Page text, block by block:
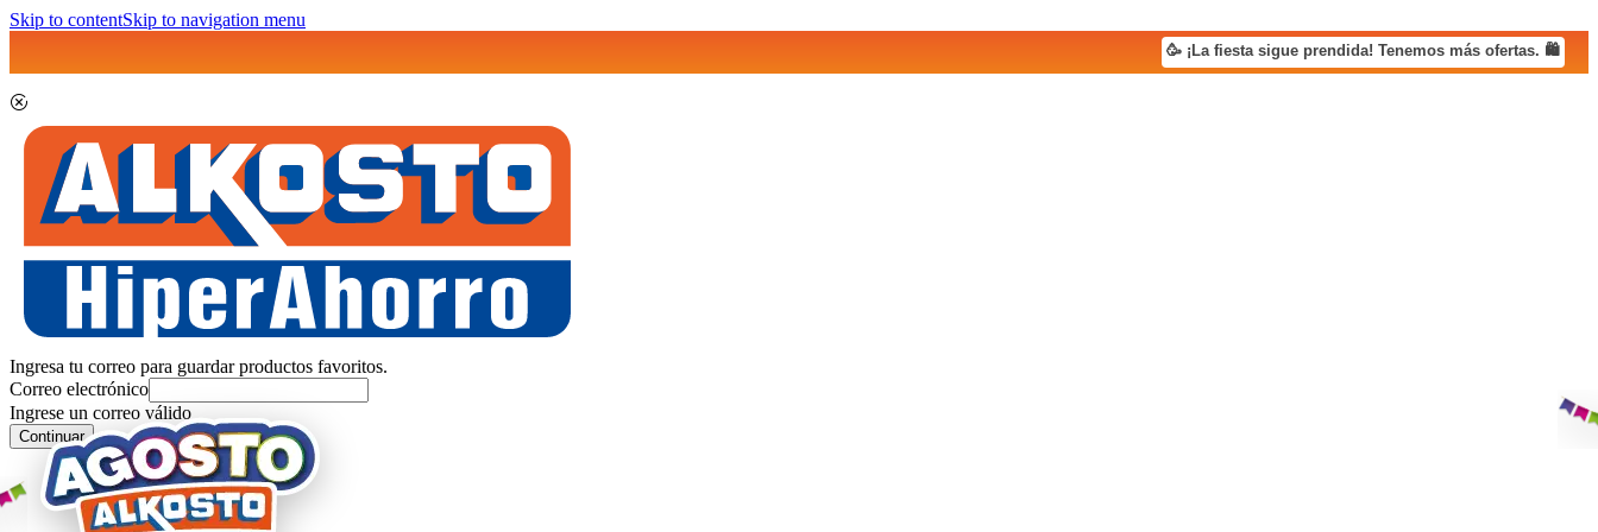
Skip to contentSkip to navigation menu
🥳 ¡La fiesta sigue prendida! Tenemos más ofertas. 🛍️
Ingresa tu correo para guardar productos favoritos.
Correo electrónico
Ingrese un correo válido
Continuar